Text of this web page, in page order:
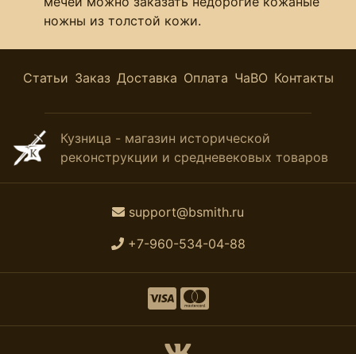
ножны из толстой кожи.
Статьи Заказ Доставка Оплата ЧаВО Контакты
Кузница - магазин исторической
реконструкции и средневековых товаров
support@bsmith.ru
+7-960-534-04-88